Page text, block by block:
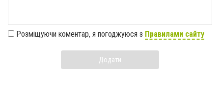
Розміщуючи коментар, я погоджуюся з Правилами сайту
Додати